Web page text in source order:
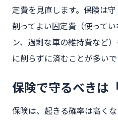
定費を見直します。保険は
削ってよい固定費（使って
ン、過剰な車の維持費など
に削らずに済むことが多いで
保険で守るべきは
保険は、起きる確率は高く